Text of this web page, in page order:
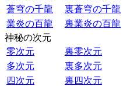
蒼穹の千龍
裏蒼穹の千龍
業炎の百龍
裏業炎の百龍
神秘の次元
零次元
裏零次元
多次元
裏多次元
四次元
裏四次元